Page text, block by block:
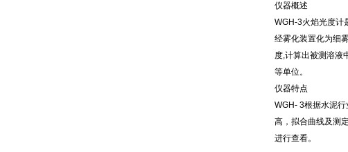
仪器概述
WGH-3火焰光度计
经雾化装置化为细
度,计算出被测溶液
等单位。
仪器特点
WGH- 3根据水泥
高，拟合曲线及测
进行查看。